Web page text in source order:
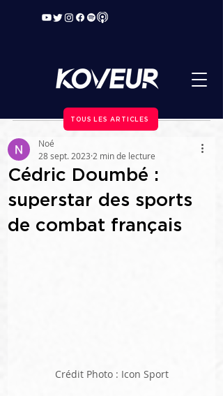
TOUS LES ARTICLES
Cédric Doumbé :
superstar des sports
de combat français
Noé
28 sept. 2023 2 min de lecture
Crédit Photo : Icon Sport